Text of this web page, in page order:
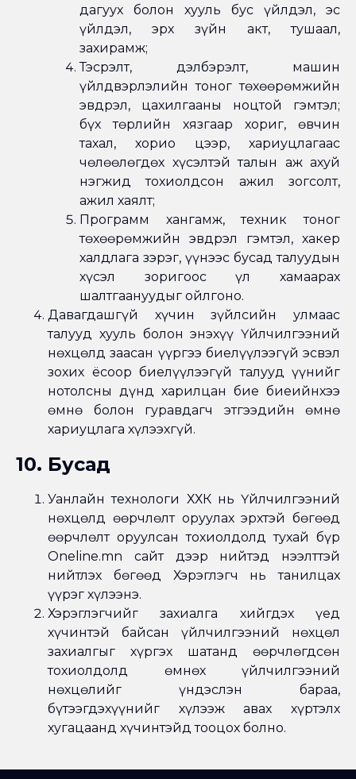
дагуух болон хууль бус үйлдэл, эс
үйлдэл, эрх зүйн акт, тушаал,
захирамж;
Тэсрэлт, дэлбэрэлт, машин
үйлдвэрлэлийн тоног төхөөрөмжийн
эвдрэл, цахилгааны ноцтой гэмтэл;
бүх төрлийн хязгаар хориг, өвчин
тахал, хорио цээр, хариуцлагаас
чөлөөлөгдөх хүсэлтэй талын аж ахуй
нэгжид тохиолдсон ажил зогсолт,
ажил хаялт;
Программ хангамж, техник тоног
төхөөрөмжийн эвдрэл гэмтэл, хакер
халдлага зэрэг, үүнээс бусад талуудын
хүсэл зоригоос үл хамаарах
шалтгаануудыг ойлгоно.
Давагдашгүй хүчин зүйлсийн улмаас
талууд хууль болон энэхүү Үйлчилгээний
нөхцөлд заасан үүргээ биелүүлээгүй эсвэл
зохих ёсоор биелүүлээгүй талууд үүнийг
нотолсны дүнд харилцан бие биеийнхээ
өмнө болон гуравдагч этгээдийн өмнө
хариуцлага хүлээхгүй.
10. Бусад
Уанлайн технологи ХХК нь Үйлчилгээний
нөхцөлд өөрчлөлт оруулах эрхтэй бөгөөд
өөрчлөлт оруулсан тохиолдолд тухай бүр
Oneline.mn сайт дээр нийтэд нээлттэй
нийтлэх бөгөөд Хэрэглэгч нь танилцах
үүрэг хүлээнэ.
Хэрэглэгчийг захиалга хийгдэх үед
хүчинтэй байсан үйлчилгээний нөхцөл
захиалгыг хүргэх шатанд өөрчлөгдсөн
тохиолдолд өмнөх үйлчилгээний
нөхцөлийг үндэслэн бараа,
бүтээгдэхүүнийг хүлээж авах хүртэлх
хугацаанд хүчинтэйд тооцох болно.